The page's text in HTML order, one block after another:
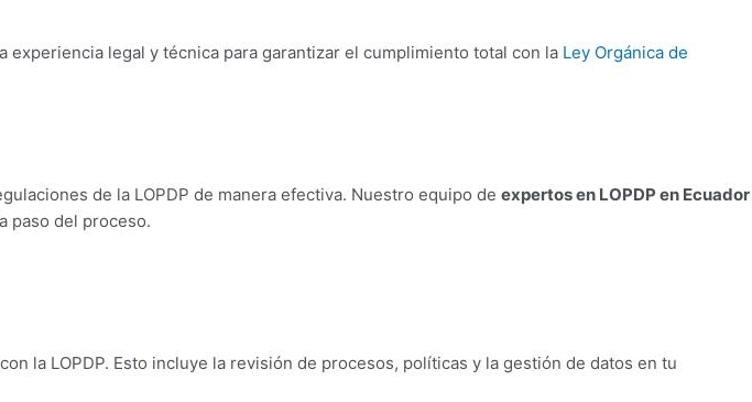
experiencia legal y técnica para garantizar el cumplimiento total con la Ley Orgánica de
de la LOPDP de manera efectiva. Nuestro equipo de expertos en LOPDP en Ecuador
paso del proceso.
la LOPDP. Esto incluye la revisión de procesos, políticas y la gestión de datos en tu